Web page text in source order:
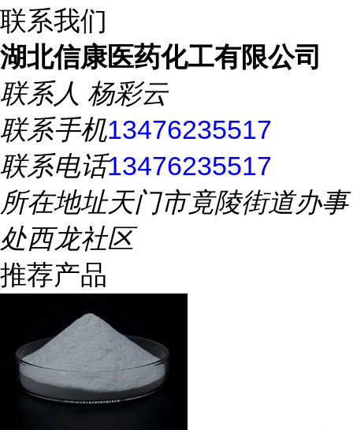
联系我们
湖北信康医药化工有限公司
联系人 杨彩云
联系手机13476235517
联系电话13476235517
所在地址天门市竟陵街道办事
处西龙社区
推荐产品